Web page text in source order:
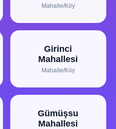
Mahalle/Köy
Girinci
Mahallesi
Mahalle/Köy
Gümüşsu
Mahallesi